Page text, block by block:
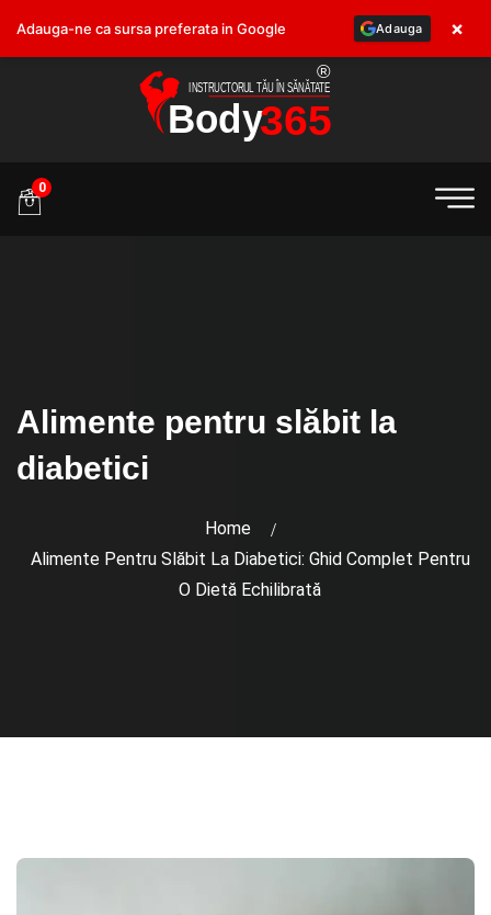
0
Alimente pentru slăbit la
diabetici
Home
Alimente Pentru Slăbit La Diabetici: Ghid Complet Pentru
O Dietă Echilibrată
Adauga-ne ca sursa preferata in Google Adauga ×